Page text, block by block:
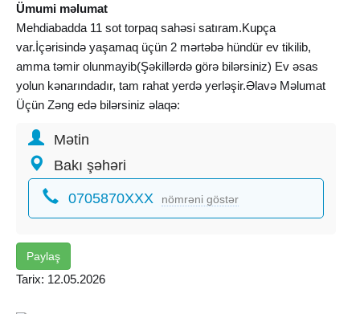
Ümumi məlumat
Mehdiabadda 11 sot torpaq sahəsi satıram.Kupça
var.İçərisində yaşamaq üçün 2 mərtəbə hündür ev tikilib,
amma təmir olunmayib(Şəkillərdə görə bilərsiniz) Ev əsas
yolun kənarındadır, tam rahat yerdə yerləşir.Əlavə Məlumat
Üçün Zəng edə bilərsiniz əlaqə:
Mətin
Bakı şəhəri
0705870XXX nömrəni göstər
Paylaş
Tarix: 12.05.2026